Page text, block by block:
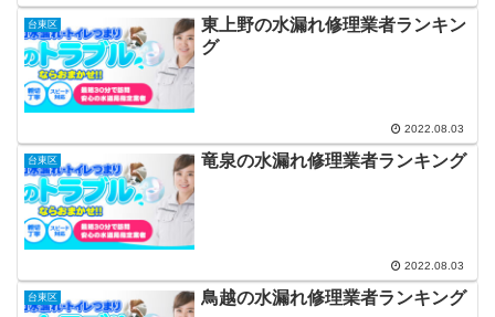
台東区
東上野の水漏れ修理業者ランキン
グ
2022.08.03
台東区 竜泉の水漏れ修理業者ランキング
2022.08.03
台東区 鳥越の水漏れ修理業者ランキング